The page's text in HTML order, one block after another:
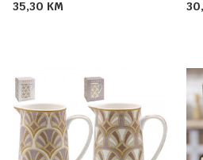
35,30 KM